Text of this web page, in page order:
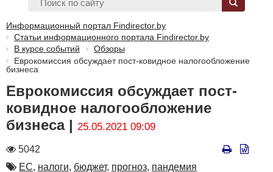
Информационный портал Findirector.by
Статьи информационного портала Findirector.by
В курсе событий
Обзоры
Еврокомиссия обсуждает пост-ковидное налогообложение
бизнеса
Еврокомиссия обсуждает пост-
ковидное налогообложение
бизнеса | 25.05.2021 09:09
Количество
просмотров
5042
Автор
ЕС, налоги, бюджет, прогноз, пандемия